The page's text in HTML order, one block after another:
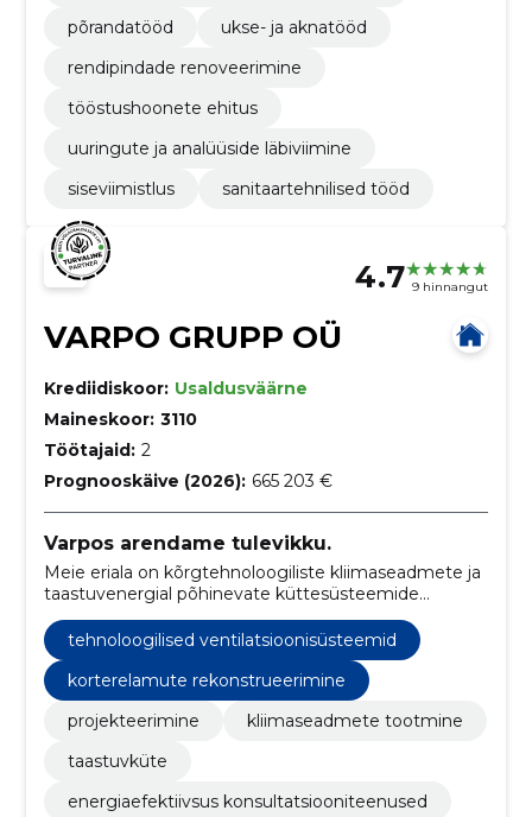
põrandatööd
ukse- ja aknatööd
rendipindade renoveerimine
tööstushoonete ehitus
uuringute ja analüüside läbiviimine
siseviimistlus
sanitaartehnilised tööd
4.7 9 hinnangut
VARPO GRUPP OÜ
Krediidiskoor: Usaldusväärne
Maineskoor: 3110
Töötajaid: 2
Prognooskäive (2026): 665 203 €
Varpos arendame tulevikku.
Meie eriala on kõrgtehnoloogiliste kliimaseadmete ja
taastuvenergial põhinevate küttesüsteemide
disainimine ja tootmine, pakkudes energiatõhususe
konsultatsioone ning hoone rekonstrueerimise
teenuseid.
tehnoloogilised ventilatsioonisüsteemid
korterelamute rekonstrueerimine
projekteerimine
kliimaseadmete tootmine
taastuvküte
energiaefektiivsus konsultatsiooniteenused